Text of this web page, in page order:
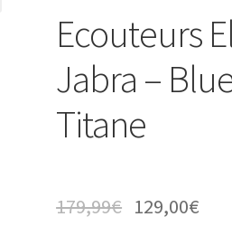
Ecouteurs
Jabra –
Titane
179,99€ 129,00€